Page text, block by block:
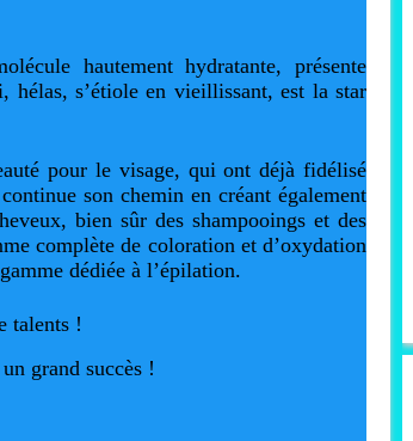
hautement hydratante, présente
hélas, s’étiole en vieillissant, est la star
pour le visage, qui ont déjà fidélisé
son chemin en créant également
bien sûr des shampooings et des
complète de coloration et d’oxydation
dédiée à l’épilation.
talents !
grand succès !